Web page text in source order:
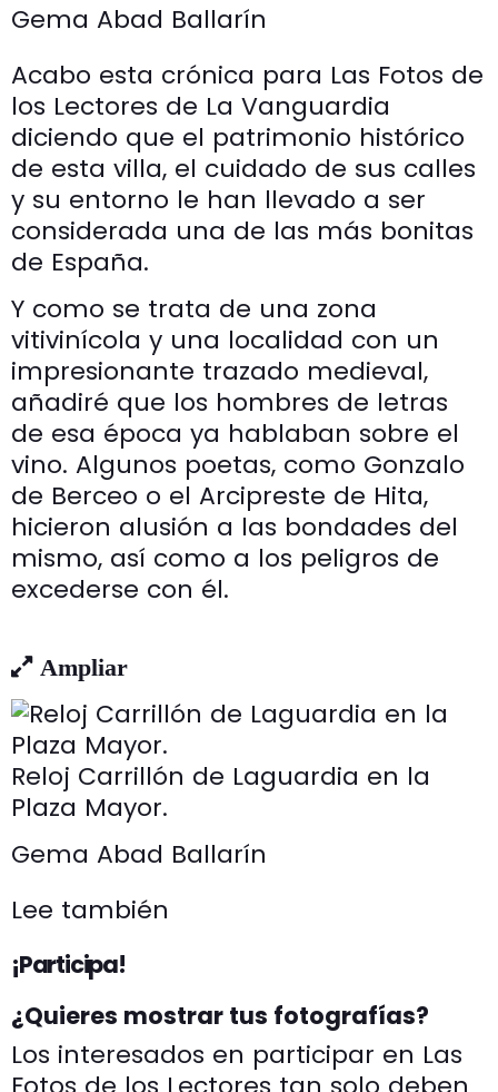
Gema Abad Ballarín
Acabo esta crónica para Las Fotos de
los Lectores de La Vanguardia
diciendo que el patrimonio histórico
de esta villa, el cuidado de sus calles
y su entorno le han llevado a ser
considerada una de las más bonitas
de España.
Y como se trata de una zona
vitivinícola y una localidad con un
impresionante trazado medieval,
añadiré que los hombres de letras
de esa época ya hablaban sobre el
vino. Algunos poetas, como Gonzalo
de Berceo o el Arcipreste de Hita,
hicieron alusión a las bondades del
mismo, así como a los peligros de
excederse con él.
Ampliar
Reloj Carrillón de Laguardia en la
Plaza Mayor.
Gema Abad Ballarín
Lee también
¡Participa!
¿Quieres mostrar tus fotografías?
Los interesados en participar en Las